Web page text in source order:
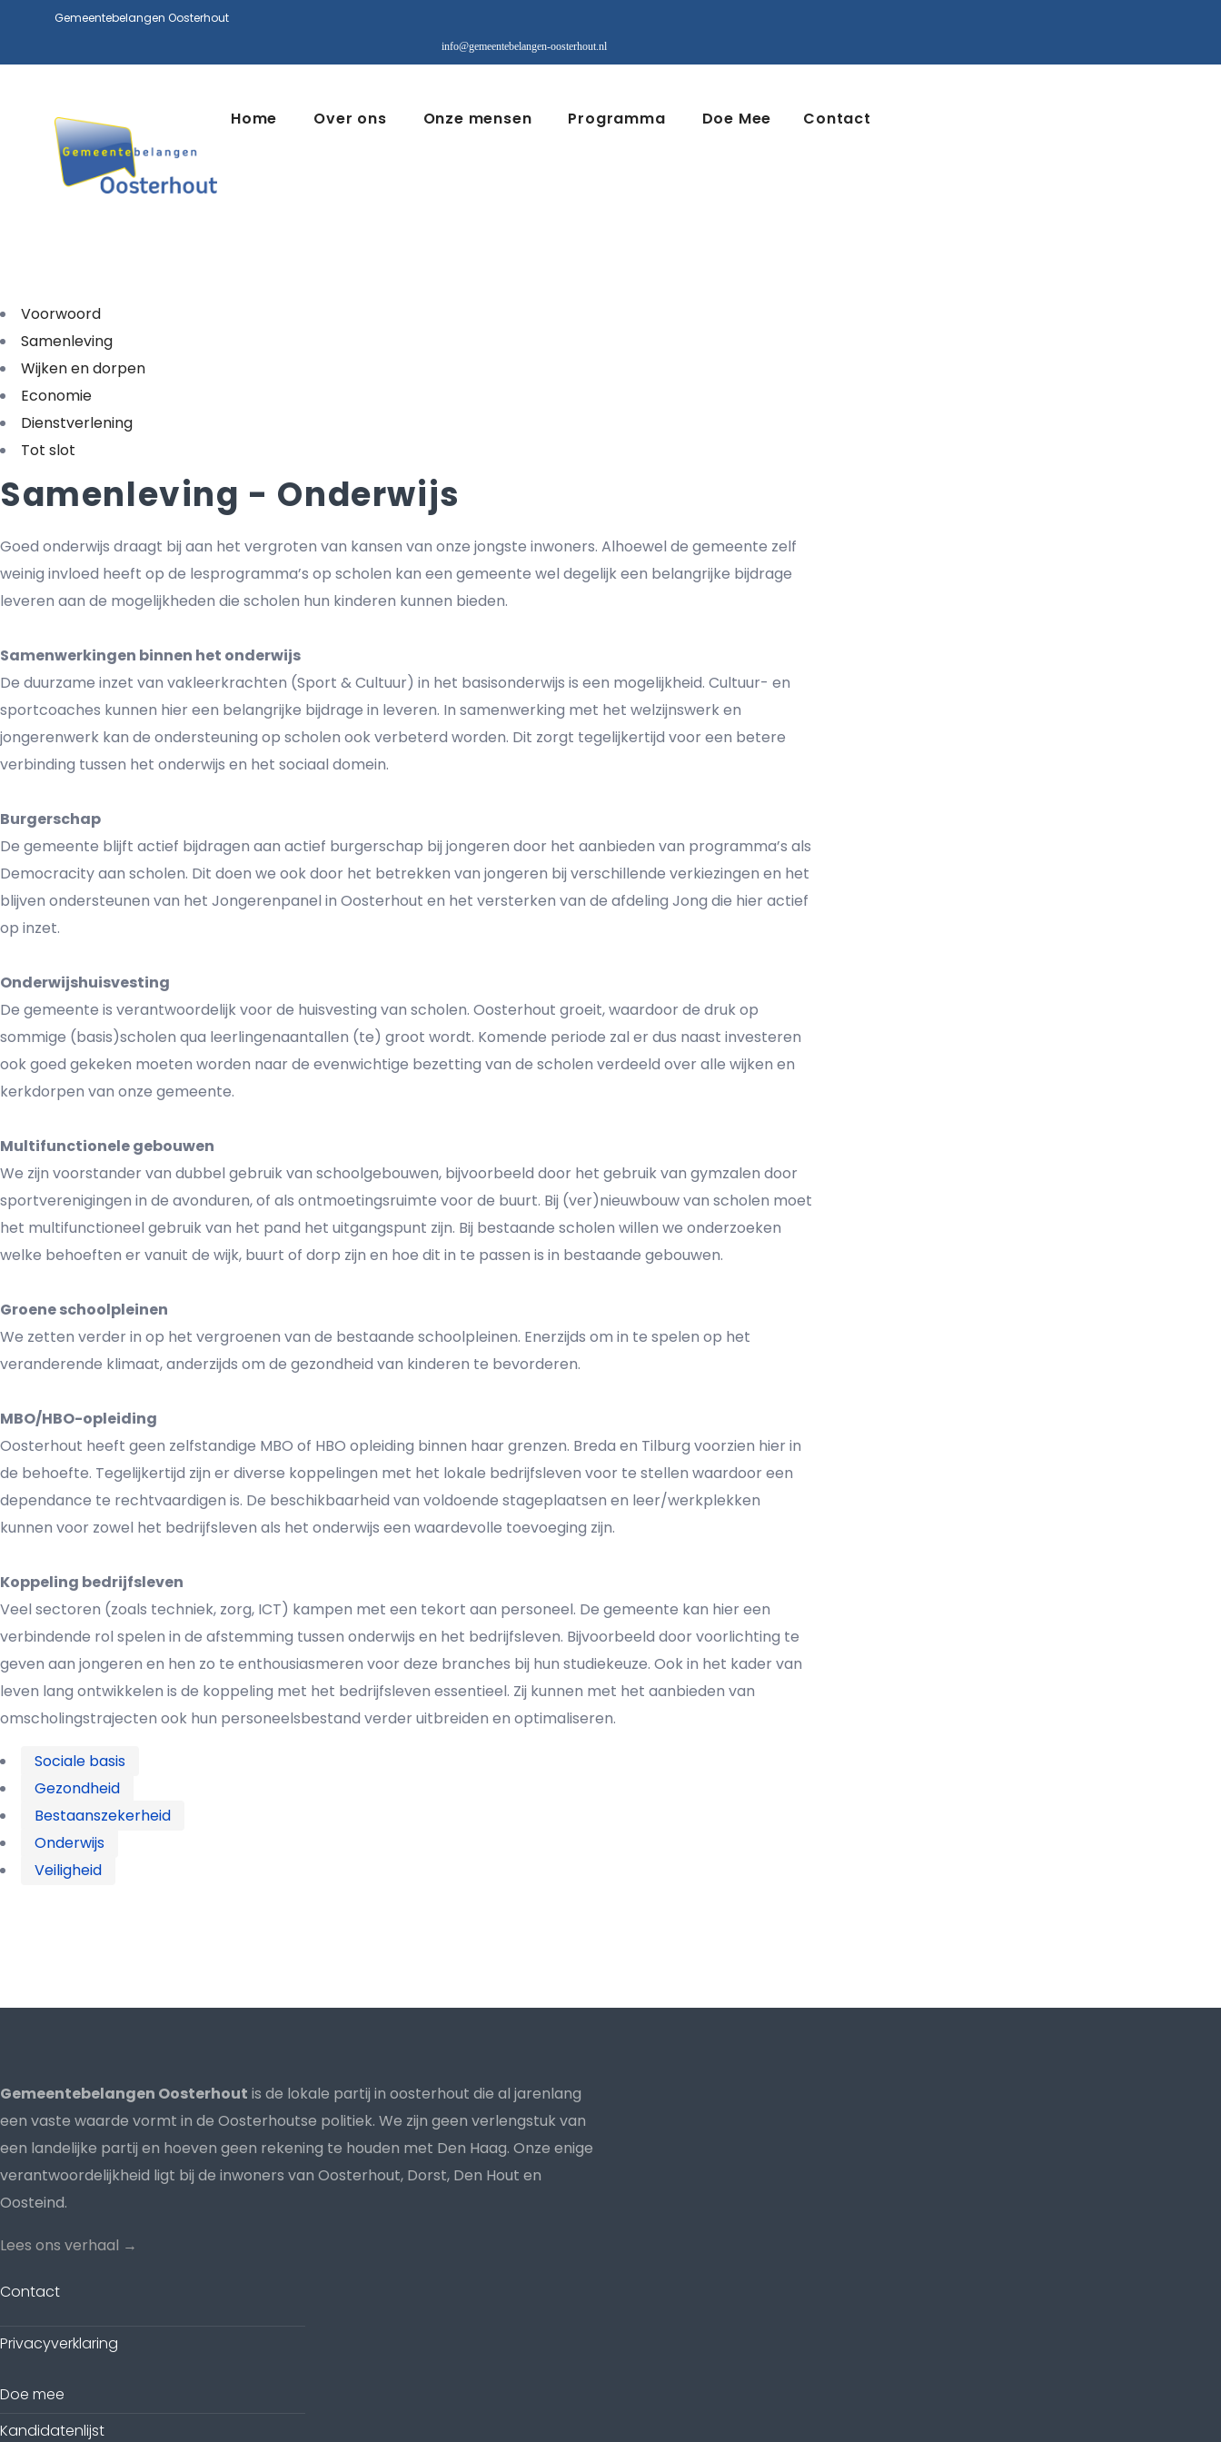
Gemeentebelangen Oosterhout
info@gemeentebelangen-oosterhout.nl
Home Over ons Onze mensen Programma Doe Mee Contact
Voorwoord
Samenleving
Wijken en dorpen
Economie
Dienstverlening
Tot slot
Samenleving - Onderwijs
Goed onderwijs draagt bij aan het vergroten van kansen van onze jongste inwoners. Alhoewel de gemeente zelf
weinig invloed heeft op de lesprogramma’s op scholen kan een gemeente wel degelijk een belangrijke bijdrage
leveren aan de mogelijkheden die scholen hun kinderen kunnen bieden.
Samenwerkingen binnen het onderwijs
De duurzame inzet van vakleerkrachten (Sport & Cultuur) in het basisonderwijs is een mogelijkheid. Cultuur- en
sportcoaches kunnen hier een belangrijke bijdrage in leveren. In samenwerking met het welzijnswerk en
jongerenwerk kan de ondersteuning op scholen ook verbeterd worden. Dit zorgt tegelijkertijd voor een betere
verbinding tussen het onderwijs en het sociaal domein.
Burgerschap
De gemeente blijft actief bijdragen aan actief burgerschap bij jongeren door het aanbieden van programma’s als
Democracity aan scholen. Dit doen we ook door het betrekken van jongeren bij verschillende verkiezingen en het
blijven ondersteunen van het Jongerenpanel in Oosterhout en het versterken van de afdeling Jong die hier actief
op inzet.
Onderwijshuisvesting
De gemeente is verantwoordelijk voor de huisvesting van scholen. Oosterhout groeit, waardoor de druk op
sommige (basis)scholen qua leerlingenaantallen (te) groot wordt. Komende periode zal er dus naast investeren
ook goed gekeken moeten worden naar de evenwichtige bezetting van de scholen verdeeld over alle wijken en
kerkdorpen van onze gemeente.
Multifunctionele gebouwen
We zijn voorstander van dubbel gebruik van schoolgebouwen, bijvoorbeeld door het gebruik van gymzalen door
sportverenigingen in de avonduren, of als ontmoetingsruimte voor de buurt. Bij (ver)nieuwbouw van scholen moet
het multifunctioneel gebruik van het pand het uitgangspunt zijn. Bij bestaande scholen willen we onderzoeken
welke behoeften er vanuit de wijk, buurt of dorp zijn en hoe dit in te passen is in bestaande gebouwen.
Groene schoolpleinen
We zetten verder in op het vergroenen van de bestaande schoolpleinen. Enerzijds om in te spelen op het
veranderende klimaat, anderzijds om de gezondheid van kinderen te bevorderen.
MBO/HBO-opleiding
Oosterhout heeft geen zelfstandige MBO of HBO opleiding binnen haar grenzen. Breda en Tilburg voorzien hier in
de behoefte. Tegelijkertijd zijn er diverse koppelingen met het lokale bedrijfsleven voor te stellen waardoor een
dependance te rechtvaardigen is. De beschikbaarheid van voldoende stageplaatsen en leer/werkplekken
kunnen voor zowel het bedrijfsleven als het onderwijs een waardevolle toevoeging zijn.
Koppeling bedrijfsleven
Veel sectoren (zoals techniek, zorg, ICT) kampen met een tekort aan personeel. De gemeente kan hier een
verbindende rol spelen in de afstemming tussen onderwijs en het bedrijfsleven. Bijvoorbeeld door voorlichting te
geven aan jongeren en hen zo te enthousiasmeren voor deze branches bij hun studiekeuze. Ook in het kader van
leven lang ontwikkelen is de koppeling met het bedrijfsleven essentieel. Zij kunnen met het aanbieden van
omscholingstrajecten ook hun personeelsbestand verder uitbreiden en optimaliseren.
Sociale basis
Gezondheid
Bestaanszekerheid
Onderwijs
Veiligheid
Gemeentebelangen Oosterhout is de lokale partij in oosterhout die al jarenlang
een vaste waarde vormt in de Oosterhoutse politiek. We zijn geen verlengstuk van
een landelijke partij en hoeven geen rekening te houden met Den Haag. Onze enige
verantwoordelijkheid ligt bij de inwoners van Oosterhout, Dorst, Den Hout en
Oosteind.
Lees ons verhaal →
Contact
Privacyverklaring
Doe mee
Kandidatenlijst